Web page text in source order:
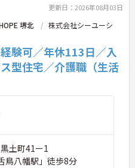
更新日：2026年08月03日
堺北
株式会社シーユーシ
験可／年休113日／入
型住宅／介護職（生活
土町41ー1
鳥八幡駅」徒歩8分